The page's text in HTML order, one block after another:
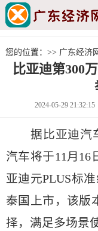
您的位置：>> 广东经济
比亚迪第300
2024-05-29
据比亚迪汽车
汽车将于11月16
亚迪元PLUS标
泰国上市，该版
择，满足多场景